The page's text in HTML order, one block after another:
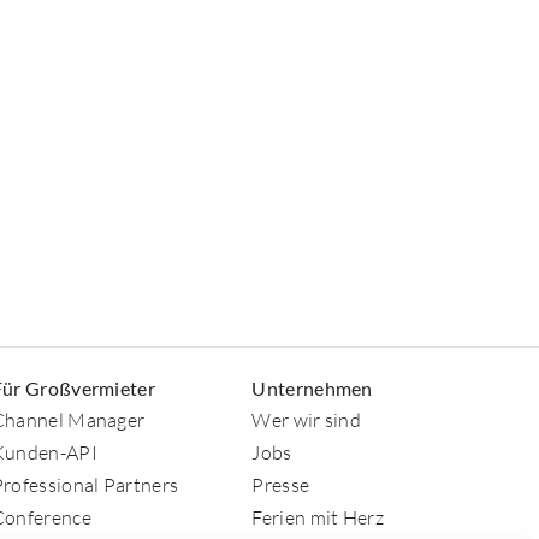
Großvermieter
Manager
API
Partners
Unternehmen
Wer wir sind
Jobs
Presse
Ferien mit Herz